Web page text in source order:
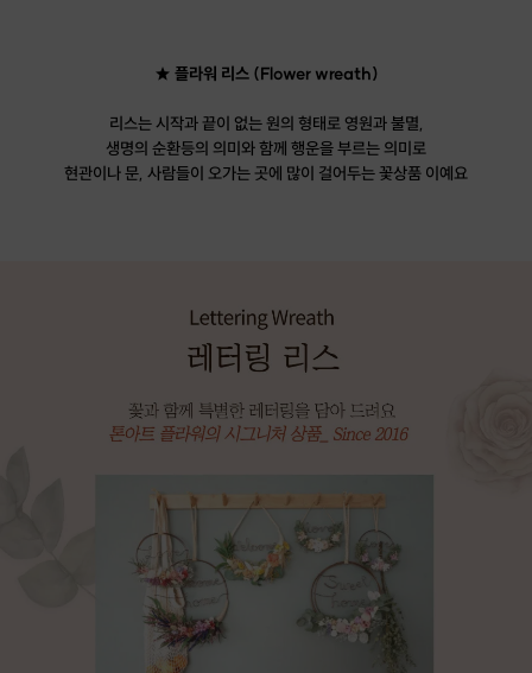
★ 플라워 리스 (Flower wreath)
리스는 시작과 끝이 없는 원의 형태로 영원과 불멸,
생명의 순환등의 의미와 함께 행운을 부르는 의미로
현관이나 문, 사람들이 오가는 곳에 많이 걸어두는 꽃상품 이예요